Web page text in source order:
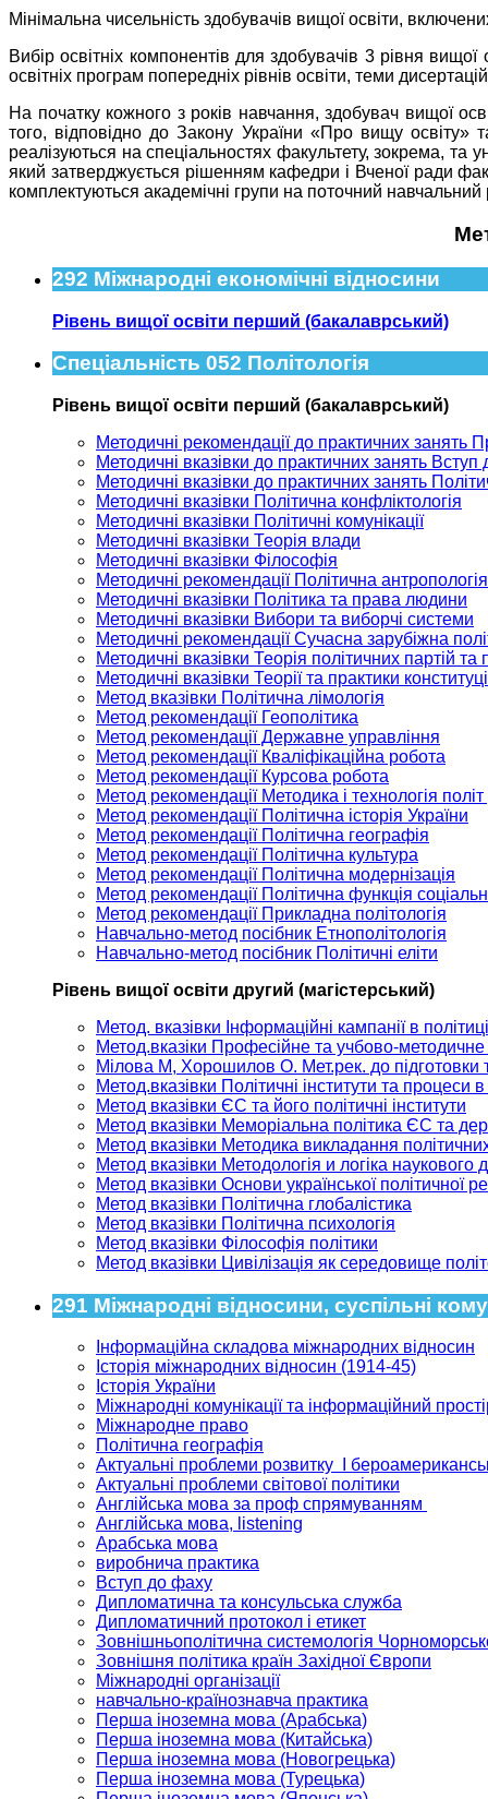
Мінімальна чисельність здобувачів вищої освіти,
Вибір освітніх компонентів для здобувачів 3 рівня
освітніх програм попередніх рівнів освіти, теми
На початку кожного з років навчання, здобувач вищої
того, відповідно до Закону України «Про вищу
реалізуються на спеціальностях факультету, зокрема, та
який затверджується рішенням кафедри і Вченої ради
комплектуються академічні групи на поточний навчальний
292 Міжнародні економічні відносини
Рівень вищої освіти перший (бакалаврський)
Спеціальність 052 Політологія
Рівень вищої освіти перший (бакалаврський)
Методичні рекомендації до практичних занять
Методичні вказівки до практичних занять Вступ
Методичні вказівки до практичних занять
Методичні вказівки Політична конфліктологія
Методичні вказівки Політичні комунікації
Методичні вказівки Теорія влади
Методичні вказівки Філософія
Методичні рекомендації Політична антропологія
Методичні вказівки Політика та права людини
Методичні вказівки Вибори та виборчі системи
Методичні рекомендації Сучасна зарубіжна
Методичні вказівки Теорія політичних партій та
Методичні вказівки Теорії та практики
Метод вказівки Політична лімологія
Метод рекомендації Геополітика
Метод рекомендації Державне управління
Метод рекомендації Кваліфікаційна робота
Метод рекомендації Курсова робота
Метод рекомендації Методика і технологія
Метод рекомендації Політична історія України
Метод рекомендації Політична географія
Метод рекомендації Політична культура
Метод рекомендації Політична модернізація
Метод рекомендації Політична функція
Метод рекомендації Прикладна політологія
Навчально-метод посібник Етнополітологія
Навчально-метод посібник Політичні еліти
Рівень вищої освіти другий (магістерський)
Метод. вказівки Інформаційні кампанії в політиці
Метод.вказіки Професійне та учбово-методичне
Мілова М, Хорошилов О. Мет.рек. до підготовки
Метод.вказівки Політичні інститути та процеси в
Метод вказівки ЄС та його політичні інститути
Метод вказівки Меморіальна політика ЄС та
Метод вказівки Методика викладання
Метод вказівки Методологія и логіка наукового
Метод вказівки Основи української політичної
Метод вказівки Політична глобалістика
Метод вказівки Політична психологія
Метод вказівки Філософія політики
Метод вказівки Цивілізація як середовище
291 Міжнародні відносини, суспільні
Інформаційна складова міжнародних відносин
Історія міжнародних відносин (1914-45)
Історія України
Міжнародні комунікації та інформаційний
Міжнародне право
Політична географія
Актуальні проблеми розвитку І
Актуальні проблеми світової політики
Англійська мова за проф спрямуванням
Англійська мова, listening
Арабська мова
виробнича практика
Вступ до фаху
Дипломатична та консульська служба
Дипломатичний протокол і етикет
Зовнішньополітична системологія
Зовнішня політика країн Західної Європи
Міжнародні організації
навчально-країнознавча практика
Перша іноземна мова (Арабська)
Перша іноземна мова (Китайська)
Перша іноземна мова (Новогрецька)
Перша іноземна мова (Турецька)